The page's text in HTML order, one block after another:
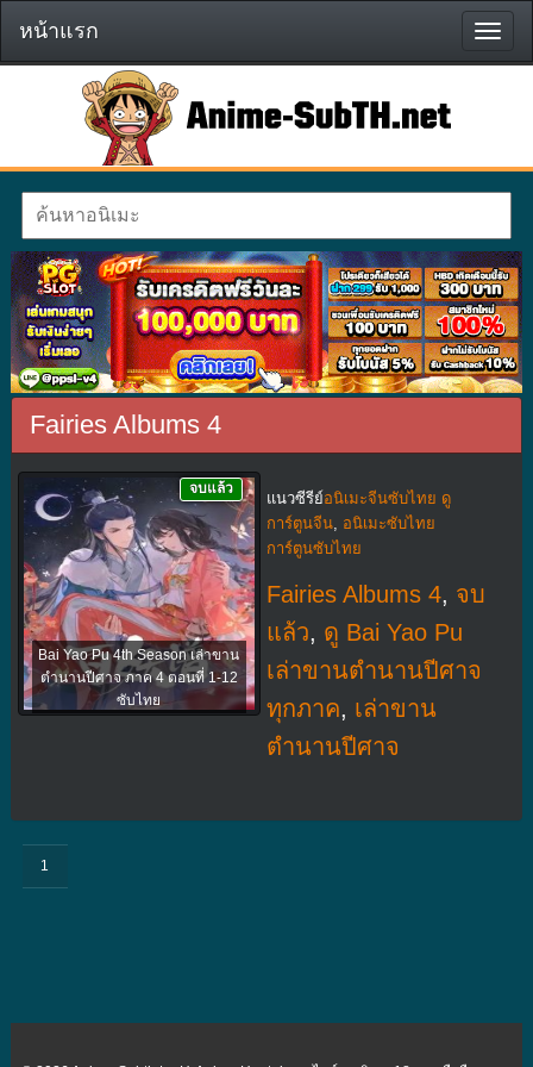
หน้า
แรก
หน้าแรก
Fairies Albums 4
Bai Yao Pu 4th Season เล่าขาน
ตำนานปีศาจ ภาค 4 ตอนที่ 1-12
ซับไทย
จบแล้ว
แนวซีรีย์อนิเมะจีนซับไทย ดู
การ์ตูนจีน, อนิเมะซับไทย
การ์ตูนซับไทย
Fairies Albums 4, จบ
แล้ว, ดู Bai Yao Pu
เล่าขานตำนานปีศาจ
ทุกภาค, เล่าขาน
ตำนานปีศาจ
1